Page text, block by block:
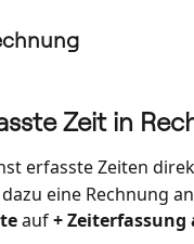
Zeit in
erfasste Zeiten
eine Rechnung
auf + Zeiterfassung